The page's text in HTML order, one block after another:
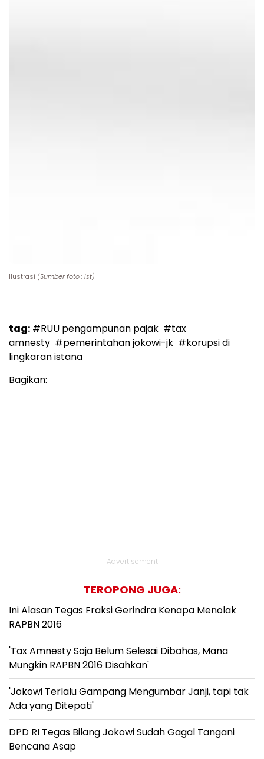
Ilustrasi (Sumber foto : Ist)
tag: #RUU pengampunan pajak #tax
amnesty #pemerintahan jokowi-jk #korupsi di
lingkaran istana
Bagikan:
Advertisement
TEROPONG JUGA:
Ini Alasan Tegas Fraksi Gerindra Kenapa Menolak
RAPBN 2016
'Tax Amnesty Saja Belum Selesai Dibahas, Mana
Mungkin RAPBN 2016 Disahkan'
'Jokowi Terlalu Gampang Mengumbar Janji, tapi tak
Ada yang Ditepati'
DPD RI Tegas Bilang Jokowi Sudah Gagal Tangani
Bencana Asap